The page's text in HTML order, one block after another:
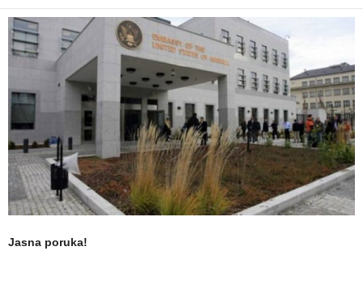
Jasna poruka!